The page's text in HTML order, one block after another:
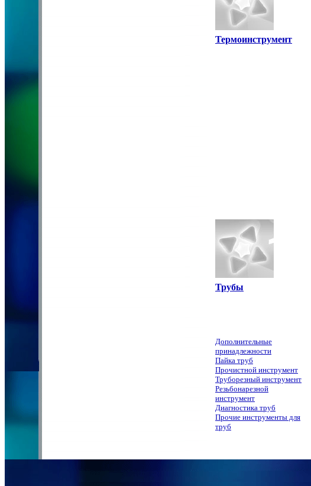
Термоинструмент
Трубы
Дополнительные
принадлежности
Пайка труб
Прочистной инструмент
Труборезный инструмент
Резьбонарезной
инструмент
Диагностика труб
Прочие инструменты для
труб